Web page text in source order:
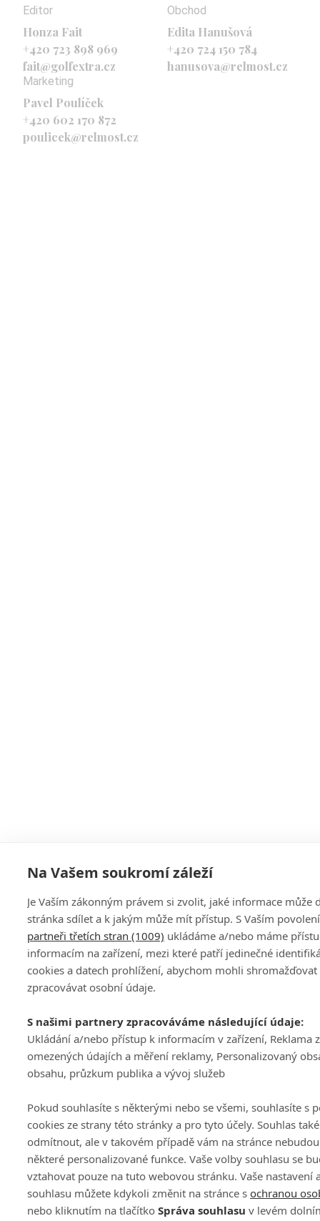
Na Vašem soukromí záleží
Je Vaším zákonným právem si zvolit, jaké informace může
stránka sdílet a k jakým může mít přístup. S Vaším
partneři třetích stran (1009) ukládáme a/nebo máme
informacím na zařízení, mezi které patří jedinečné
cookies a datech prohlížení, abychom mohli shromažďovat
zpracovávat osobní údaje.
S našimi partnery zpracováváme následující údaje:
Ukládání a/nebo přístup k informacím v zařízení, Reklama
omezených údajích a měření reklamy, Personalizovaný
obsahu, průzkum publika a vývoj služeb
Pokud souhlasíte s některými nebo se všemi, souhlasíte s
cookies ze strany této stránky a pro tyto účely. Souhlas
odmítnout, ale v takovém případě vám na stránce
některé personalizované funkce. Vaše volby souhlasu se
vztahovat pouze na tuto webovou stránku. Vaše nastavení
souhlasu můžete kdykoli změnit na stránce s ochranou
nebo kliknutím na tlačítko Správa souhlasu v levém
Editor
Honza Fait
+420 723 898 969
fait@golfextra.cz
Obchod
Edita Hanušová
+420 724 150 784
hanusova@relmost.cz
Marketing
Pavel Poulíček
+420 602 170 872
poulicek@relmost.cz